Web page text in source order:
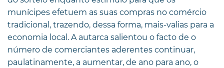
munícipes efetuem as suas compras no comércio
tradicional, trazendo, dessa forma, mais-valias para a
economia local. A autarca salientou o facto de o
número de comerciantes aderentes continuar,
paulatinamente, a aumentar, de ano para ano, o